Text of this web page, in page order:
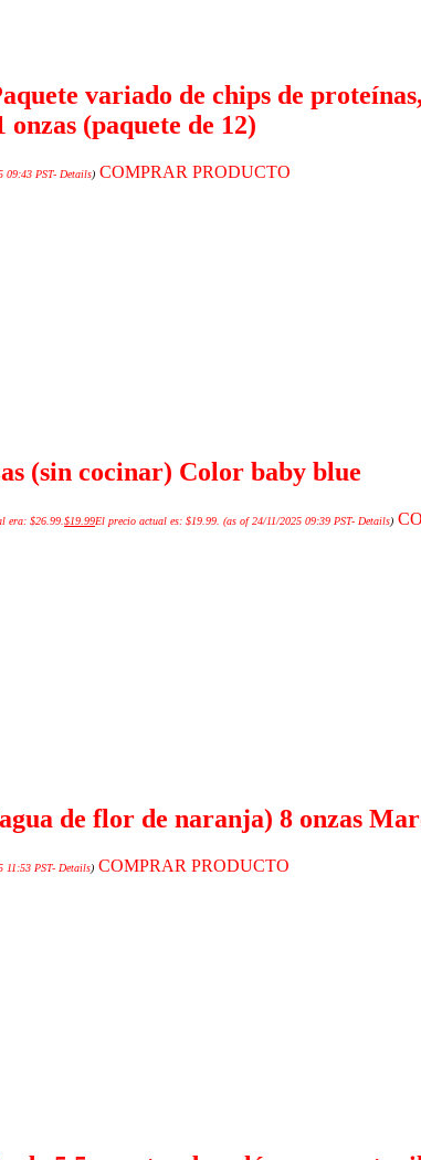
variado de chips de
(paquete de 12)
09:43 PST- Details) COMPRAR PRODUCTO
(sin cocinar) Color baby blue
era: $26.99. $19.99El precio actual es: $19.99. (as of 24/11/2025 09:39 PST- Details)
de flor de naranja) 8 onzas
11:53 PST- Details) COMPRAR PRODUCTO